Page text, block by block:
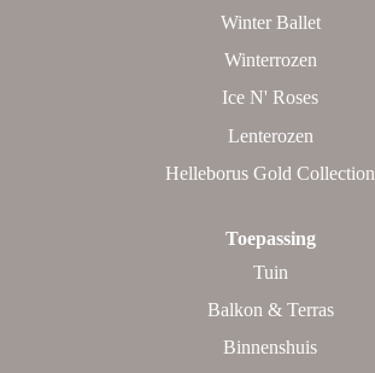
Winter Ballet
Winterrozen
Ice N' Roses
Lenterozen
Helleborus Gold Collection
Toepassing
Tuin
Balkon & Terras
Binnenshuis